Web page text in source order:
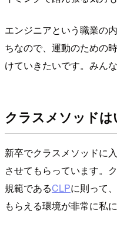
エンジニアという職業の
ちなので、運動のための
けていきたいです。みん
クラスメソッド
新卒でクラスメソッドに
させてもらっています。
規範であるCLPに則って
もらえる環境が非常に私